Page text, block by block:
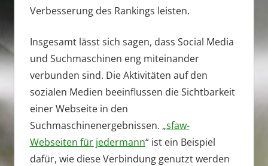
Verbesserung des Rankings leisten.
Insgesamt lässt sich sagen, dass Social Media
und Suchmaschinen eng miteinander
verbunden sind. Die Aktivitäten auf den
sozialen Medien beeinflussen die Sichtbarkeit
einer Webseite in den
Suchmaschinenergebnissen. „sfaw-
Webseiten für jedermann“ ist ein Beispiel
dafür, wie diese Verbindung genutzt werden